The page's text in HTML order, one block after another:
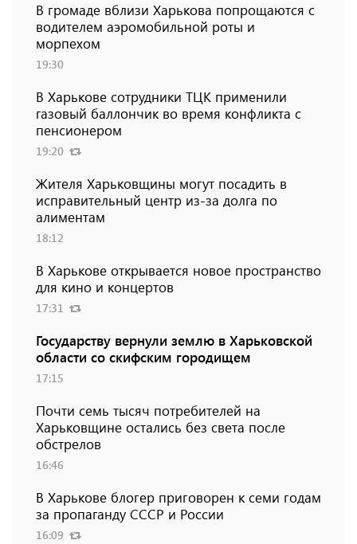
В громаде вблизи Харькова попрощаются с
водителем аэромобильной роты и
морпехом
19:30
В Харькове сотрудники ТЦК применили
газовый баллончик во время конфликта с
пенсионером
19:20
Жителя Харьковщины могут посадить в
исправительный центр из-за долга по
алиментам
18:12
В Харькове открывается новое пространство
для кино и концертов
17:31
Государству вернули землю в Харьковской
области со скифским городищем
17:15
Почти семь тысяч потребителей на
Харьковщине остались без света после
обстрелов
16:46
В Харькове блогер приговорен к семи годам
за пропаганду СССР и России
16:09